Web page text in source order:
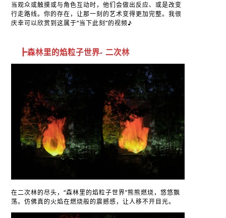
当观众或触摸或与角色互动时，他们会做出反应、或是改变
行走路线。你的存在，让那一刻的艺术变得更加完整。我很
庆幸可以欣赏到这属于“当下此刻”的视频♪
┣森林里的焰粒子世界- 二次林
在二次林的尽头，“森林里的焰粒子世界”熊熊燃烧，悠悠飘
荡。仿佛真的火焰在燃烧般的震撼感，让人移不开目光。